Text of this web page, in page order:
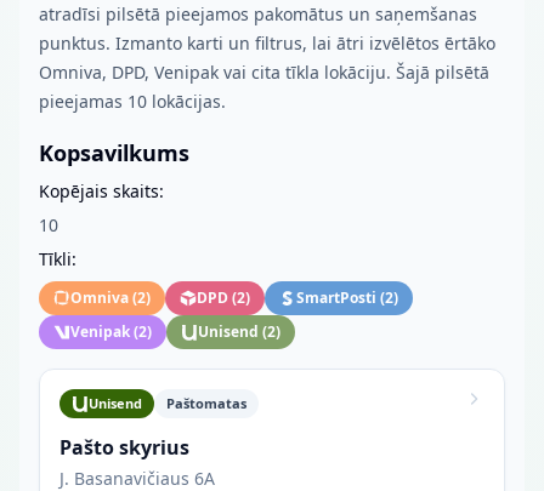
atradīsi pilsētā pieejamos pakomātus un saņemšanas
punktus. Izmanto karti un filtrus, lai ātri izvēlētos ērtāko
Omniva, DPD, Venipak vai cita tīkla lokāciju. Šajā pilsētā
pieejamas 10 lokācijas.
Kopsavilkums
Kopējais skaits:
10
Tīkli:
Omniva(2) DPD(2) SmartPosti (2)
Venipak(2) Unisend (2)
Unisend Paštomatas
Pašto skyrius
J. Basanavičiaus 6A